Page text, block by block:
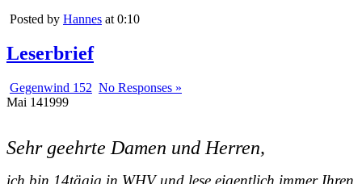
Posted by Hannes at 0:10
Leserbrief
Gegenwind 152 No Responses »
Mai 141999
Sehr geehrte Damen und Herren,
ich bin 14tägig in WHV und lese eigentlich immer Ihren